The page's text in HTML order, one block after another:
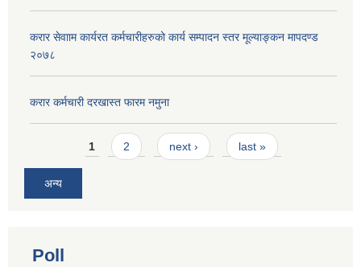
करार सेवााम कार्यरत कर्मचारीहरुको कार्य सम्पादन स्तर मूल्याङ्कन मापदण्ड
२०७८
करार कर्मचारी दरखास्त फारम नमुना
Pages1 2 next › last »
अन्य
Poll